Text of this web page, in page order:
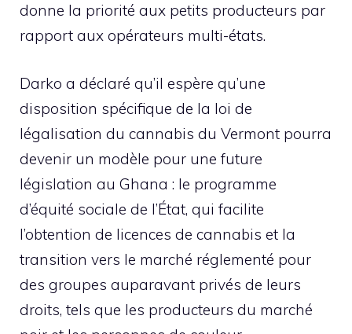
donne la priorité aux petits producteurs par
rapport aux opérateurs multi-états.
Darko a déclaré qu’il espère qu’une
disposition spécifique de la loi de
légalisation du cannabis du Vermont pourra
devenir un modèle pour une future
législation au Ghana : le programme
d’équité sociale de l’État, qui facilite
l’obtention de licences de cannabis et la
transition vers le marché réglementé pour
des groupes auparavant privés de leurs
droits, tels que les producteurs du marché